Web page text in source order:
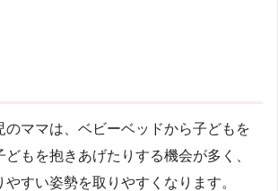
ママは、ベビーベッドから子どもを
もを抱きあげたりする機会が多く、
すい姿勢を取りやすくなります。